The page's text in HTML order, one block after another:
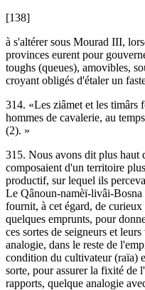
[138]
à s'altérer sous Mourad III,
provinces eurent pour
toughs (queues), amovibles,
croyant obligés d'étaler un
314. «Les ziâmet et les timârs
hommes de cavalerie, au
(2). »
315. Nous avons dit plus haut
composaient d'un territoire
productif, sur lequel ils
Le Qânoun-namèï-livâi-
fournit, à cet égard, de
quelques emprunts, pour
ces sortes de seigneurs et
analogie, dans le reste de
condition du cultivateur (raïa)
sorte, pour assurer la fixité de
rapports, quelque analogie